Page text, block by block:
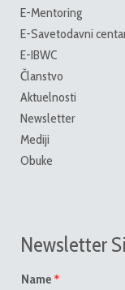
E-Mentoring
E-Savetodavni
E-IBWC
Članstvo
Aktuelnosti
Newsletter
Mediji
Obuke
Newsletter
Name *